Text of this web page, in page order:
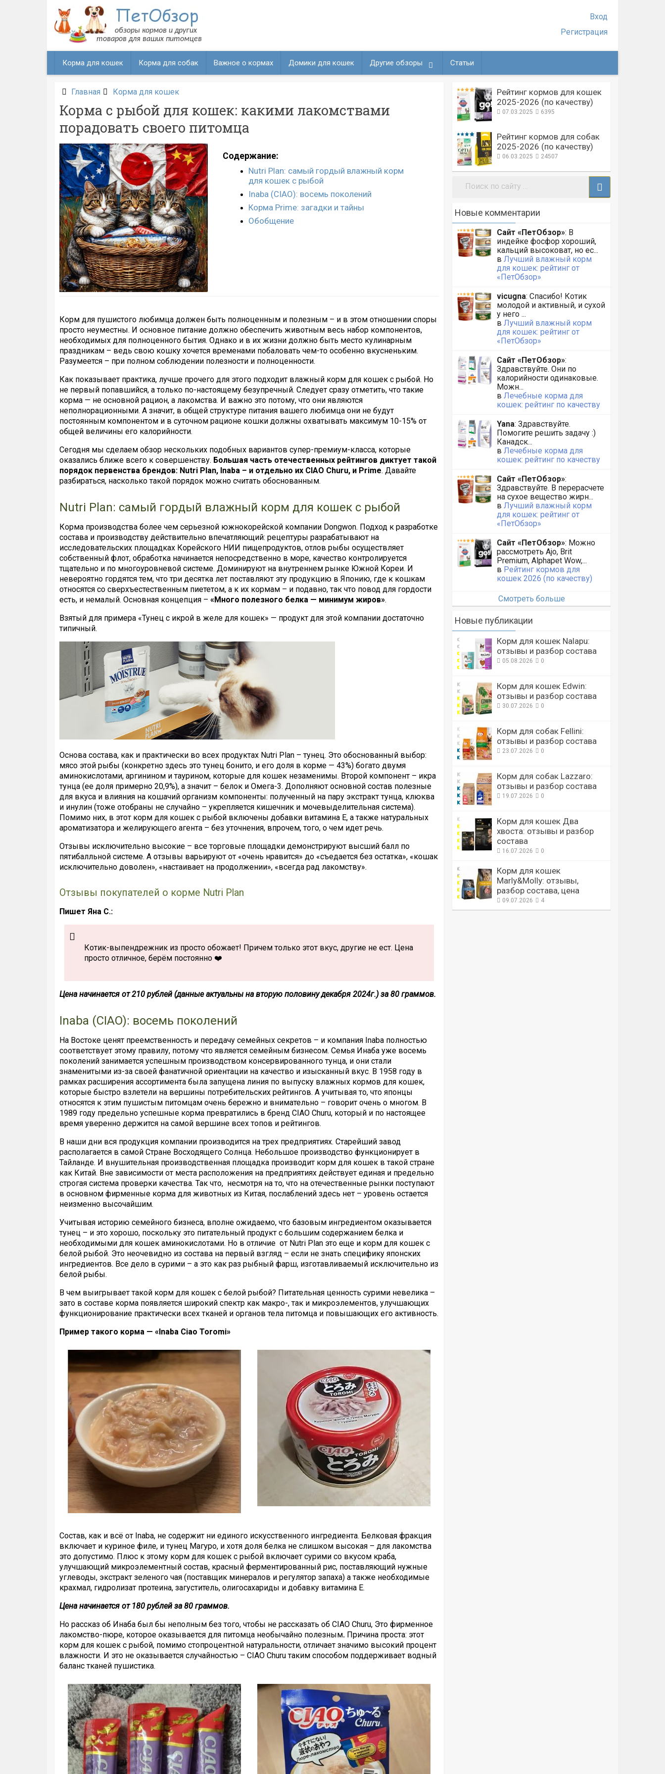
содержанию
Вход
Регистрация
Корма для кошек Корма для собак Важное о кормах Домики для кошек Другие обзоры Статьи
Главная Корма для кошек
Корма с рыбой для кошек: какими лакомствами
порадовать своего питомца
Содержание:
Nutri Plan: самый гордый влажный корм
для кошек с рыбой
Inaba (CIAO): восемь поколений
Корма Prime: загадки и тайны
Обобщение
Корм для пушистого любимца должен быть полноценным и полезным – и в этом отношении споры
просто неуместны. И основное питание должно обеспечить животным весь набор компонентов,
необходимых для полноценного бытия. Однако и в их жизни должно быть место кулинарным
праздникам – ведь свою кошку хочется временами побаловать чем-то особенно вкусненьким.
Разумеется – при полном соблюдении полезности и полноценности.
Как показывает практика, лучше прочего для этого подходит влажный корм для кошек с рыбой. Но
не первый попавшийся, а только по-настоящему безупречный. Следует сразу отметить, что такие
корма — не основной рацион, а лакомства. И важно это потому, что они являются
неполнорационными. А значит, в общей структуре питания вашего любимца они не будут
постоянным компонентом и в суточном рационе кошки должны охватывать максимум 10-15% от
общей величины его калорийности.
Сегодня мы сделаем обзор нескольких подобных вариантов супер-премиум-класса, которые
оказались ближе всего к совершенству. Большая часть отечественных рейтингов диктует такой
порядок первенства брендов: Nutri Plan, Inaba – и отдельно их CIAO Churu, и Prime. Давайте
разбираться, насколько такой порядок можно считать обоснованным.
Nutri Plan: самый гордый влажный корм для кошек с рыбой
Корма производства более чем серьезной южнокорейской компании Dongwon. Подход к разработке
состава и производству действительно впечатляющий: рецептуры разрабатывают на
исследовательских площадках Корейского НИИ пищепродуктов, отлов рыбы осуществляет
собственный флот, обработка начинается непосредственно в море, качество контролируется
тщательно и по многоуровневой системе. Доминируют на внутреннем рынке Южной Кореи. И
невероятно гордятся тем, что три десятка лет поставляют эту продукцию в Японию, где к кошкам
относятся со сверхъестественным пиететом, а к их кормам – и подавно, так что повод для гордости
есть, и немалый. Основная концепция – «Много полезного белка — минимум жиров».
Взятый для примера «Тунец с икрой в желе для кошек» — продукт для этой компании достаточно
типичный.
Основа состава, как и практически во всех продуктах Nutri Plan – тунец. Это обоснованный выбор:
мясо этой рыбы (конкретно здесь это тунец бонито, и его доля в корме — 43%) богато двумя
аминокислотами, аргинином и таурином, которые для кошек незаменимы. Второй компонент – икра
тунца (ее доля примерно 20,9%), а значит – белок и Омега-3. Дополняют основной состав полезные
для вкуса и влияния на кошачий организм компоненты: полученный на пару экстракт тунца, клюква
и инулин (тоже отобраны не случайно – укрепляется кишечник и мочевыделительная система).
Помимо них, в этот корм для кошек с рыбой включены добавки витамина Е, а также натуральных
ароматизатора и желирующего агента – без уточнения, впрочем, того, о чем идет речь.
Отзывы исключительно высокие – все торговые площадки демонстрируют высший балл по
пятибалльной системе. А отзывы варьируют от «очень нравится» до «съедается без остатка», «кошак
исключительно доволен», «настаивает на продолжении», «всегда рад лакомству».
Отзывы покупателей о корме Nutri Plan
Пишет Яна С.:
Котик-выпендрежник из просто обожает! Причем только этот вкус, другие не ест. Цена
просто отличное, берём постоянно ❤️
Цена начинается от 210 рублей (данные актуальны на вторую половину декабря 2024г.) за 80 граммов.
Inaba (CIAO): восемь поколений
На Востоке ценят преемственность и передачу семейных секретов – и компания Inaba полностью
соответствует этому правилу, потому что является семейным бизнесом. Семья Инаба уже восемь
поколений занимается успешным производством консервированного тунца, и они стали
знаменитыми из-за своей фанатичной ориентации на качество и изысканный вкус. В 1958 году в
рамках расширения ассортимента была запущена линия по выпуску влажных кормов для кошек,
которые быстро взлетели на вершины потребительских рейтингов. А учитывая то, что японцы
относятся к этим пушистым питомцам очень бережно и внимательно – говорит очень о многом. В
1989 году предельно успешные корма превратились в бренд CIAO Churu, который и по настоящее
время уверенно держится на самой вершине всех топов и рейтингов.
В наши дни вся продукция компании производится на трех предприятиях. Старейший завод
располагается в самой Стране Восходящего Солнца. Небольшое производство функционирует в
Тайланде. И внушительная производственная площадка производит корм для кошек в такой стране
как Китай. Вне зависимости от места расположения на предприятиях действует единая и предельно
строгая система проверки качества. Так что, несмотря на то, что на отечественные рынки поступают
в основном фирменные корма для животных из Китая, послаблений здесь нет – уровень остается
неизменно высочайшим.
Учитывая историю семейного бизнеса, вполне ожидаемо, что базовым ингредиентом оказывается
тунец – и это хорошо, поскольку это питательный продукт с большим содержанием белка и
необходимыми для кошек аминокислотами. Но в отличие от Nutri Plan это еще и корм для кошек с
белой рыбой. Это неочевидно из состава на первый взгляд – если не знать специфику японских
ингредиентов. Все дело в сурими – а это как раз рыбный фарш, изготавливаемый исключительно из
белой рыбы.
В чем выигрывает такой корм для кошек с белой рыбой? Питательная ценность сурими невелика –
зато в составе корма появляется широкий спектр как макро-, так и микроэлементов, улучшающих
функционирование практически всех тканей и органов тела питомца и повышающих его активность.
Пример такого корма — «Inaba Ciao Toromi»
Состав, как и всё от Inaba, не содержит ни единого искусственного ингредиента. Белковая фракция
включает и куриное филе, и тунец Магуро, и хотя доля белка не слишком высокая – для лакомства
это допустимо. Плюс к этому корм для кошек с рыбой включает сурими со вкусом краба,
улучшающий микроэлементный состав, красный ферментированный рис, поставляющий нужные
углеводы, экстракт зеленого чая (поставщик минералов и регулятор запаха) а также необходимые
крахмал, гидролизат протеина, загуститель, олигосахариды и добавку витамина Е.
Цена начинается от 180 рублей за 80 граммов.
Но рассказ об Инаба был бы неполным без того, чтобы не рассказать об CIAO Churu, Это фирменное
лакомство-пюре, которое оказывается для питомца необычайно полезным. Причина проста: этот
корм для кошек с рыбой, помимо стопроцентной натуральности, отличает значимо высокий процент
влажности. И это не оказывается случайностью – CIAO Churu таким способом поддерживает водный
баланс тканей пушистика.
Рейтинг кормов для кошек
2025-2026 (по качеству)
07.03.2025 6395
Рейтинг кормов для собак
2025-2026 (по качеству)
06.03.2025 24507
Поиск:
Новые комментарии
Сайт «ПетОбзор»: В
индейке фосфор хороший,
кальций высоковат, но ес...
в Лучший влажный корм
для кошек: рейтинг от
«ПетОбзор»
vicugna: Спасибо! Котик
молодой и активный, и сухой
у него ...
в Лучший влажный корм
для кошек: рейтинг от
«ПетОбзор»
Сайт «ПетОбзор»:
Здравствуйте. Они по
калорийности одинаковые.
Можн...
в Лечебные корма для
кошек: рейтинг по качеству
Yana: Здравствуйте.
Помогите решить задачу :)
Канадск...
в Лечебные корма для
кошек: рейтинг по качеству
Сайт «ПетОбзор»:
Здравствуйте. В перерасчете
на сухое вещество жирн...
в Лучший влажный корм
для кошек: рейтинг от
«ПетОбзор»
Сайт «ПетОбзор»: Можно
рассмотреть Ajo, Brit
Premium, Alphapet Wow,...
в Рейтинг кормов для
кошек 2026 (по качеству)
Смотреть больше
Новые публикации
Корм для кошек Nalapu:
отзывы и разбор состава
05.08.2026 0
Корм для кошек Edwin:
отзывы и разбор состава
30.07.2026 0
Корм для собак Fellini:
отзывы и разбор состава
23.07.2026 0
Корм для собак Lazzaro:
отзывы и разбор состава
19.07.2026 0
Корм для кошек Два
хвоста: отзывы и разбор
состава
16.07.2026 0
Корм для кошек
Marly&Molly: отзывы,
разбор состава, цена
09.07.2026 4